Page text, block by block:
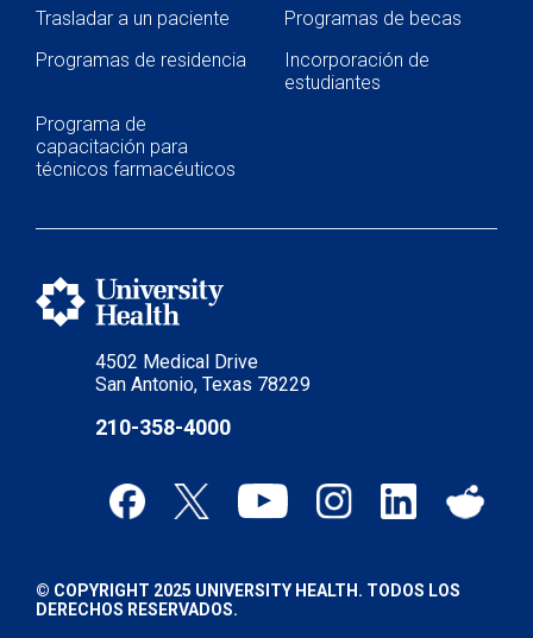
4502 Medical Drive
San Antonio, Texas 78229
210-358-4000
Trasladar a un paciente
Programas de becas
Programas de residencia
Incorporación de
estudiantes
Programa de
capacitación para
técnicos farmacéuticos
© COPYRIGHT 2025 UNIVERSITY HEALTH. TODOS LOS
DERECHOS RESERVADOS.